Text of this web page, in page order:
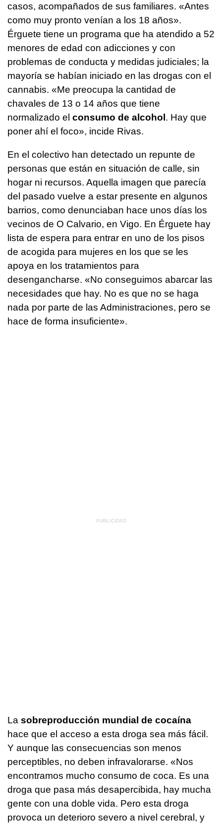
casos, acompañados de sus familiares. «Antes
como muy pronto venían a los 18 años».
Érguete tiene un programa que ha atendido a 52
menores de edad con adicciones y con
problemas de conducta y medidas judiciales; la
mayoría se habían iniciado en las drogas con el
cannabis. «Me preocupa la cantidad de
chavales de 13 o 14 años que tiene
normalizado el consumo de alcohol. Hay que
poner ahí el foco», incide Rivas.
En el colectivo han detectado un repunte de
personas que están en situación de calle, sin
hogar ni recursos. Aquella imagen que parecía
del pasado vuelve a estar presente en algunos
barrios, como denunciaban hace unos días los
vecinos de O Calvario, en Vigo. En Érguete hay
lista de espera para entrar en uno de los pisos
de acogida para mujeres en los que se les
apoya en los tratamientos para
desengancharse. «No conseguimos abarcar las
necesidades que hay. No es que no se haga
nada por parte de las Administraciones, pero se
hace de forma insuficiente».
La sobreproducción mundial de cocaína
hace que el acceso a esta droga sea más fácil.
Y aunque las consecuencias son menos
perceptibles, no deben infravalorarse. «Nos
encontramos mucho consumo de coca. Es una
droga que pasa más desapercibida, hay mucha
gente con una doble vida. Pero esta droga
provoca un deterioro severo a nivel cerebral, y